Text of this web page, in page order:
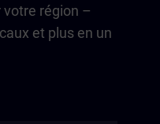
région –
et plus en un